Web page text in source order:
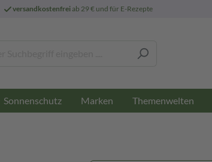
versandkostenfreiab 29 € und für E-Rezepte
Sonnenschutz Marken Themenwelten